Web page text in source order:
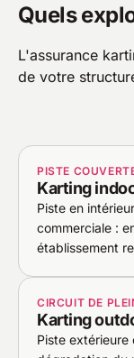
Quels
L'assurance
de votre
PISTE
Karting
Piste en
commerciale :
établissement
CIRCUIT DE
Karting
Piste extérieure